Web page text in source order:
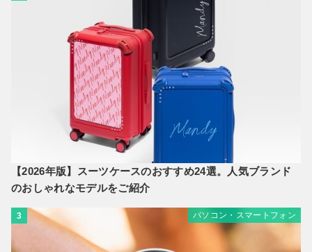
【2026年版】スーツケースのおすすめ24選。人気ブランド
のおしゃれなモデルをご紹介
3 パソコン・スマートフォン